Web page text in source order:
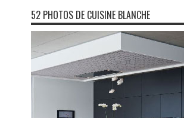
52 PHOTOS DE CUISINE BLANCHE